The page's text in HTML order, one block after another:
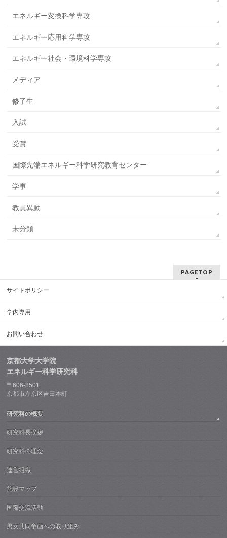
エネルギー変換科学専攻
エネルギー応用科学専攻
エネルギー社会・環境科学専攻
メディア
修了生
入試
受賞
国際先端エネルギー科学研究教育センター
学事
教員異動
未分類
PAGETOP
サイトポリシー
学内専用
お問い合わせ
京都大学大学院
エネルギー科学研究科
〒606-8501
京都市左京区吉田本町
研究科の概要
研究科長挨拶
研究科の理念
運営組織
施設マップ
国際交流活動
男女共同参画への取り組み